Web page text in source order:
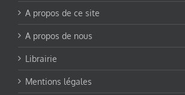
A propos de ce site
A propos de nous
Librairie
Mentions légales